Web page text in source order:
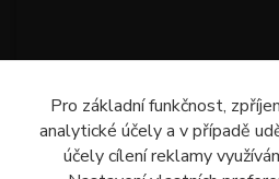
Pro základní funkčnost,
analytické účely a v případě
účely cílení reklamy